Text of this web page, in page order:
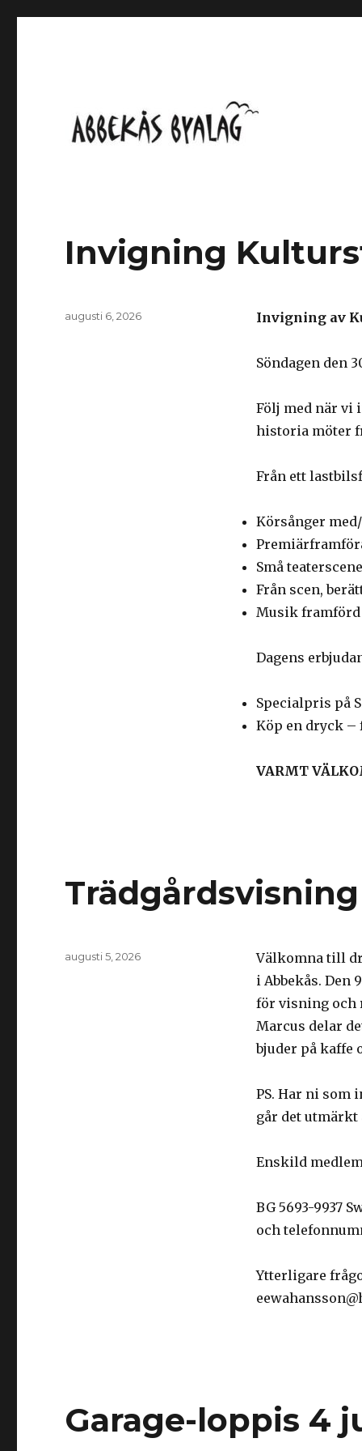
blog
Invigning
Invigning av
Söndagen den
Följ med när vi
historia möter
Från ett
Körsånger
Små
Från scen,
Musik framförd
Dagens
Specialpris på
Köp en dryck –
VARMT
Postat
augusti 6, 2026
Välkomna till
i Abbekås. Den
för visning och
Marcus delar
bjuder på kaffe
PS. Har ni som
går det utmärkt
Enskild
BG 5693-9937
och
Ytterligare
Postat
augusti 5, 2026
Garage-loppis 4